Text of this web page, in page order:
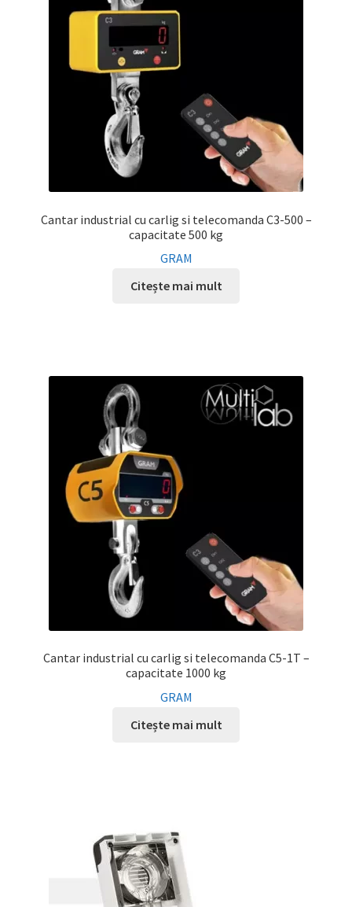
Cantar industrial cu carlig si telecomanda C3-500 –
capacitate 500 kg
GRAM
Citește mai mult
Cantar industrial cu carlig si telecomanda C5-1T –
capacitate 1000 kg
GRAM
Citește mai mult